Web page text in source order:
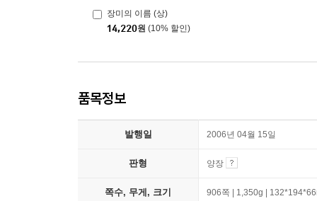
장미의 이름 (상)
14,220원 (10% 할인)
품목정보
발행일 2006년 04월 15일
판형 양장
쪽수, 무게, 크기 906쪽 | 1,350g |